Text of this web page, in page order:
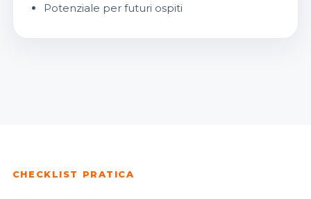
Potenziale per futuri ospiti
CHECKLIST PRATICA